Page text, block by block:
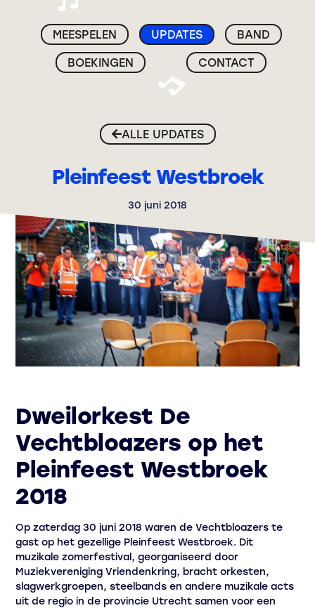
CONTACT
BOEKINGEN
UPDATES
MEESPELEN BAND
ALLE UPDATES
Pleinfeest Westbroek
30 juni 2018
Dweilorkest De
Vechtbloazers op het
Pleinfeest Westbroek
2018
Op zaterdag 30 juni 2018 waren de Vechtbloazers te
gast op het gezellige Pleinfeest Westbroek. Dit
muzikale zomerfestival, georganiseerd door
Muziekvereniging Vriendenkring, bracht orkesten,
slagwerkgroepen, steelbands en andere muzikale acts
uit de regio in de provincie Utrecht samen voor een